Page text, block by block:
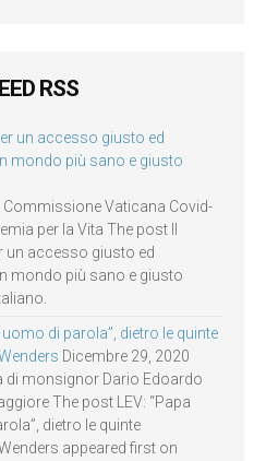
RSS
un accesso giusto ed
mondo più sano e giusto
Vaticana Covid-
per la Vita The post Il
un accesso giusto ed
mondo più sano e giusto
uomo di parola”, dietro le quinte
Dicembre 29, 2020
monsignor Dario Edoardo
The post LEV: “Papa
dietro le quinte
appeared first on